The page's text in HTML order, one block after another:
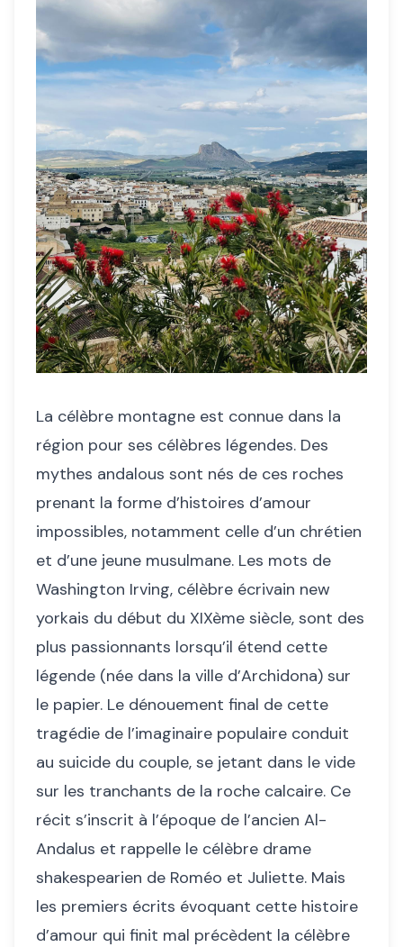
La célèbre montagne est connue dans la
région pour ses célèbres légendes. Des
mythes andalous sont nés de ces roches
prenant la forme d’histoires d’amour
impossibles, notamment celle d’un chrétien
et d’une jeune musulmane. Les mots de
Washington Irving, célèbre écrivain new
yorkais du début du XIXème siècle, sont des
plus passionnants lorsqu’il étend cette
légende (née dans la ville d’Archidona) sur
le papier. Le dénouement final de cette
tragédie de l’imaginaire populaire conduit
au suicide du couple, se jetant dans le vide
sur les tranchants de la roche calcaire. Ce
récit s’inscrit à l’époque de l’ancien Al-
Andalus et rappelle le célèbre drame
shakespearien de Roméo et Juliette. Mais
les premiers écrits évoquant cette histoire
d’amour qui finit mal précèdent la célèbre